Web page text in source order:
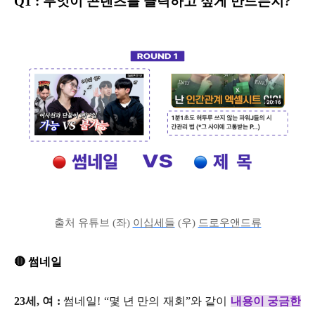
출처 유튜브 (좌) 이십세들 (우) 드로우앤드류
🔴 썸네일
23세, 여 : 썸네일! “몇 년 만의 재회”와 같이 내용이 궁금한